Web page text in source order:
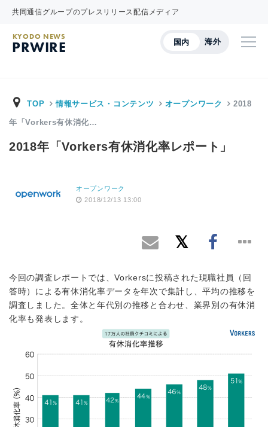
共同通信グループのプレスリリース配信メディア
国内 海外
KYODO NEWS
PRWIRE
TOP 情報サービス・コンテンツ オープンワーク 2018
年「Vorkers有休消化…
2018年「Vorkers有休消化率レポート」
オープンワーク
2018/12/13 13:00
今回の調査レポートでは、Vorkersに投稿された現職社員（回
答時）による有休消化率データを年次で集計し、平均の推移を
調査しました。全体と年代別の推移と合わせ、業界別の有休消
化率も発表します。